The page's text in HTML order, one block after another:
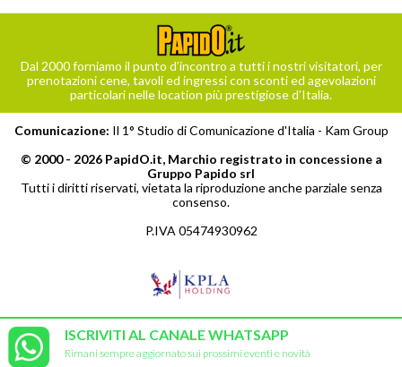
ISCRIVITI AL CANALE WHATSAPP
Rimani sempre aggiornato sui prossimi eventi e novità
Dal 2000 forniamo il punto d’incontro a tutti i nostri visitatori, per
prenotazioni cene, tavoli ed ingressi con sconti ed agevolazioni
particolari nelle location più prestigiose d’Italia.
Comunicazione: Il 1° Studio di Comunicazione d'Italia - Kam Group
© 2000 - 2026 PapidO.it, Marchio registrato in concessione a
Gruppo Papido srl
Tutti i diritti riservati, vietata la riproduzione anche parziale senza
consenso.
P.IVA 05474930962